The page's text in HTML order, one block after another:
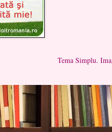
Tema Simplu.